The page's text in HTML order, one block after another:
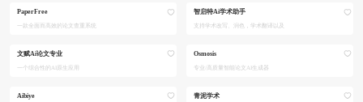
PaperFree
一款全面而高效的论文查重系统
智启特Ai学术助手
支持学术改写、润色，学术翻译以及
文赋Ai论文专业
一个综合性的AI原生应用
Osmosis
专业/高质量智能论文AI生成器
Aibiye 青泥学术